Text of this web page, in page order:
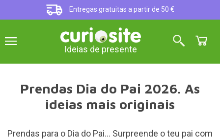
Entregas gratuitas a partir de 50 €
Ideias de presente
Prendas Dia do Pai 2026. As
ideias mais originais
Prendas para o Dia do Pai... Surpreende o teu pai com